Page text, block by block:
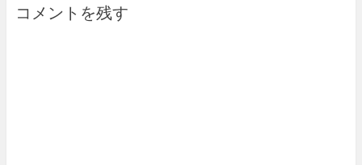
コメントを残す